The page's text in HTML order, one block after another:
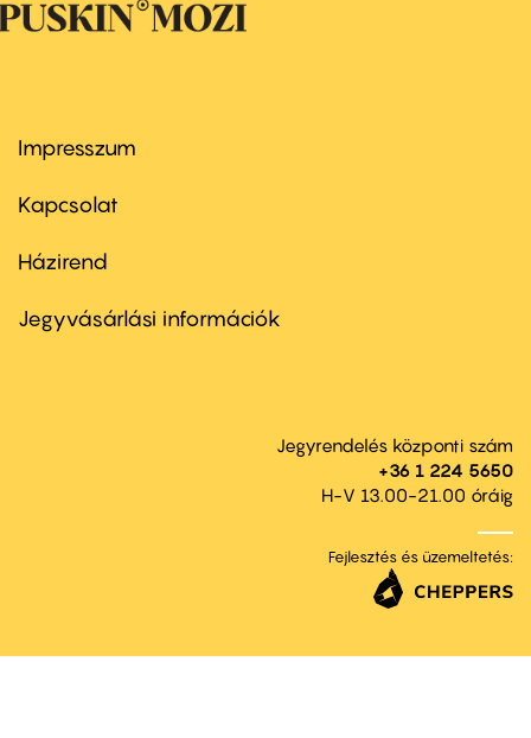
Footer
first
Impresszum
Kapcsolat
Footer
second
Házirend
Jegyvásárlási információk
Jegyrendelés központi szám
+36 1 224 5650
H-V 13.00-21.00 óráig
Fejlesztés és üzemeltetés: